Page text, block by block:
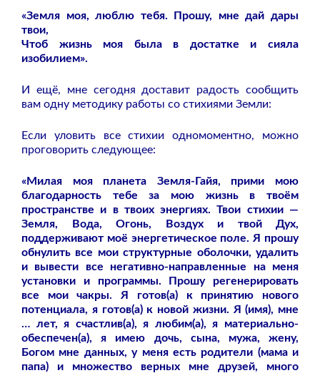
«Земля моя, люблю тебя. Прошу, мне дай дары
твои,
Чтоб жизнь моя была в достатке и сияла
изобилием».
И ещё, мне сегодня доставит радость сообщить
вам одну методику работы со стихиями Земли:
Если уловить все стихии одномоментно, можно
проговорить следующее:
«Милая моя планета Земля-Гайя, прими мою
благодарность тебе за мою жизнь в твоём
пространстве и в твоих энергиях. Твои стихии —
Земля, Вода, Огонь, Воздух и твой Дух,
поддерживают моё энергетическое поле. Я прошу
обнулить все мои структурные оболочки, удалить
и вывести все негативно-направленные на меня
установки и программы. Прошу регенерировать
все мои чакры. Я готов(а) к принятию нового
потенциала, я готов(а) к новой жизни. Я (имя), мне
… лет, я счастлив(а), я любим(а), я материально-
обеспечен(а), я имею дочь, сына, мужа, жену,
Богом мне данных, у меня есть родители (мама и
папа) и множество верных мне друзей, много